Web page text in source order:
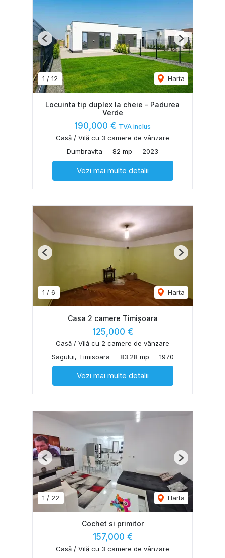
1 / 12 Harta
Previous Next
Locuinta tip duplex la cheie - Padurea
Verde
190,000 € TVA inclus
Casă / Vilă cu 3 camere de vânzare
Dumbravita
82 mp 2023
Vezi mai multe detalii
1 / 6 Harta
Previous Next
Casa 2 camere Timișoara
125,000 €
Casă / Vilă cu 2 camere de vânzare
Sagului, Timisoara
83.28 mp 1970
Vezi mai multe detalii
1 / 22 Harta
Previous Next
Cochet si primitor
157,000 €
Casă / Vilă cu 3 camere de vânzare